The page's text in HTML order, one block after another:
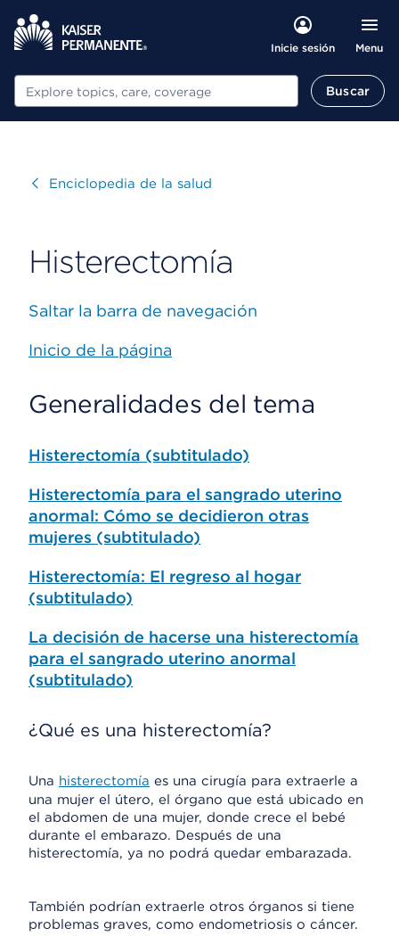
Inicie sesión Menu
Buscar Buscar
Visitar
Enciclopedia de la salud
Histerectomía
Saltar la barra de navegación
Inicio de la página
Generalidades del tema
Histerectomía (subtitulado)
Histerectomía para el sangrado uterino
anormal: Cómo se decidieron otras
mujeres (subtitulado)
Histerectomía: El regreso al hogar
(subtitulado)
La decisión de hacerse una histerectomía
para el sangrado uterino anormal
(subtitulado)
¿Qué es una histerectomía?
Una histerectomía es una cirugía para extraerle a
una mujer el útero, el órgano que está ubicado en
el abdomen de una mujer, donde crece el bebé
durante el embarazo. Después de una
histerectomía, ya no podrá quedar embarazada.
También podrían extraerle otros órganos si tiene
problemas graves, como endometriosis o cáncer.